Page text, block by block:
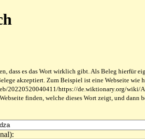
dass es das Wort wirklich gibt. Als Beleg hierfür
akzeptiert. Zum Beispiel ist eine Webseite
20220520040411/https://de.wiktionary.org/wiki/
finden, welche dieses Wort zeigt, und dann